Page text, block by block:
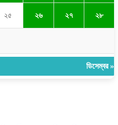
২৫ ২৬ ২৭ ২৮
ডিসেম্বর »